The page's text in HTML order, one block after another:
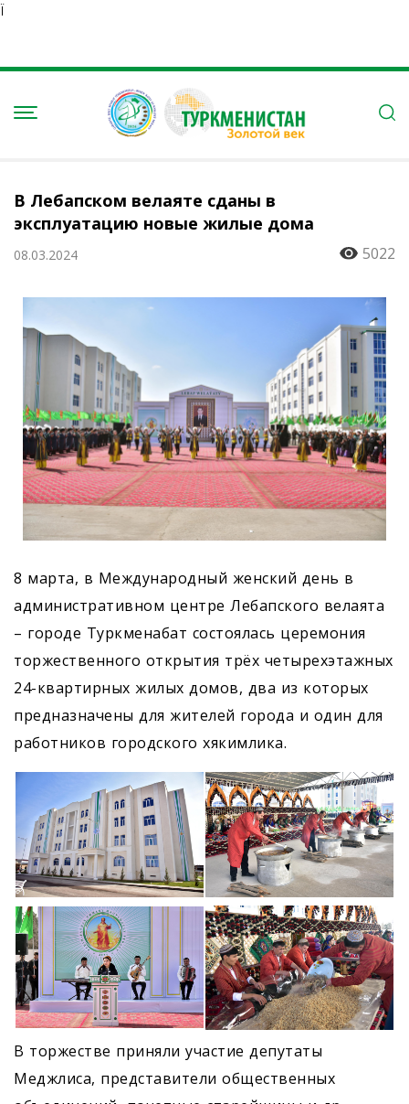
Ï
В Лебапском велаяте сданы в
эксплуатацию новые жилые дома
08.03.2024 5022
8 марта, в Международный женский день в
административном центре Лебапского велаята
– городе Туркменабат состоялась церемония
торжественного открытия трёх четырехэтажных
24-квартирных жилых домов, два из которых
предназначены для жителей города и один для
работников городского хякимлика.
В торжестве приняли участие депутаты
Меджлиса, представители общественных